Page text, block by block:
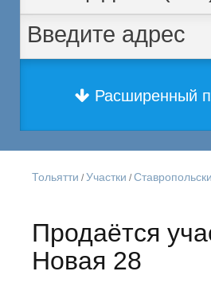
Расширенный
Тольятти /Участки /
Продаётся
Новая 28